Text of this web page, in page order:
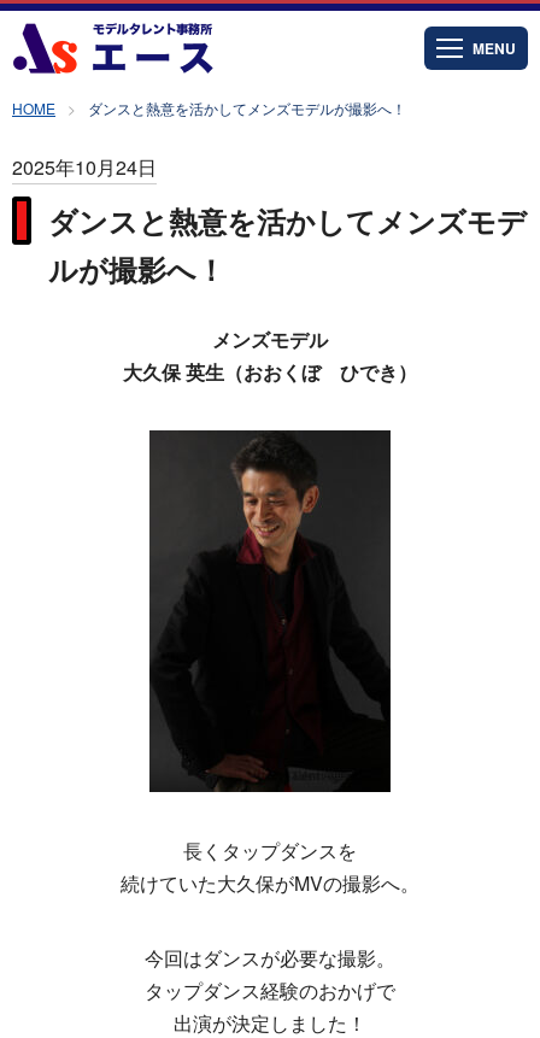
MENU
HOME ダンスと熱意を活かしてメンズモデルが撮影へ！
2025年10月24日
ダンスと熱意を活かしてメンズモデ
ルが撮影へ！
メンズモデル
大久保 英生（おおくぼ ひでき）
長くタップダンスを
続けていた大久保がMVの撮影へ。
今回はダンスが必要な撮影。
タップダンス経験のおかげで
出演が決定しました！